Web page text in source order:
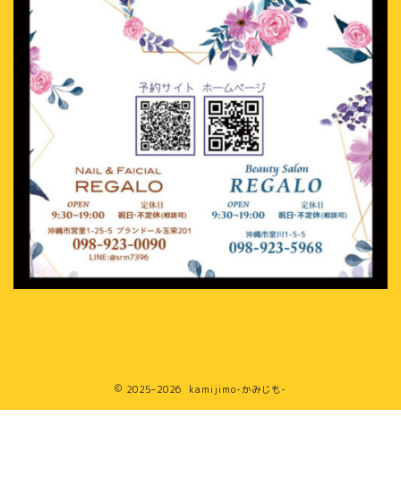
2025–2026 kamijimo-かみじも-